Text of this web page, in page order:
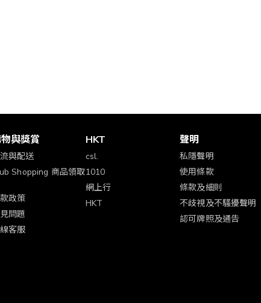
與獎賞
與配送
Shopping 商品領取
政策
問題
客服
HKT
csl.
1010
網上行
HKT
聲明
私隱聲明
使用條款
條款及細則
不歧視及不騷擾聲明
認可牌照及通告